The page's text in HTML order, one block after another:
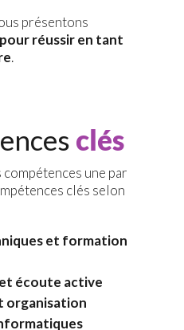
présentons
réussir en tant
.
clés
une par
clés selon
et formation
écoute active
organisation